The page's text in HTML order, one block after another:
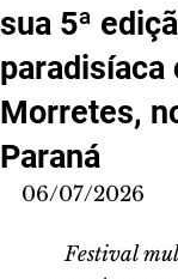
sua 5ª
paradisíaca
Morretes,
Paraná
06/07/2026
Festival